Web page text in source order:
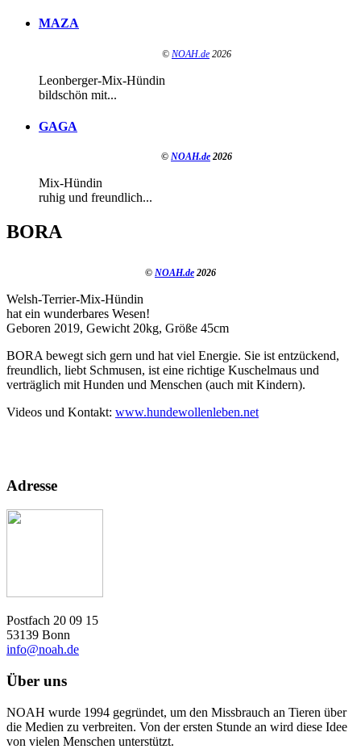
MAZA
© NOAH.de 2026
Leonberger-Mix-Hündin
bildschön mit...
GAGA
© NOAH.de 2026
Mix-Hündin
ruhig und freundlich...
BORA
© NOAH.de 2026
Welsh-Terrier-Mix-Hündin
hat ein wunderbares Wesen!
Geboren 2019, Gewicht 20kg, Größe 45cm
BORA bewegt sich gern und hat viel Energie. Sie ist entzückend,
freundlich, liebt Schmusen, ist eine richtige Kuschelmaus und
verträglich mit Hunden und Menschen (auch mit Kindern).
Videos und Kontakt: www.hundewollenleben.net
Adresse
Postfach 20 09 15
53139 Bonn
info@noah.de
Über uns
NOAH wurde 1994 gegründet, um den Missbrauch an Tieren über
die Medien zu verbreiten. Von der ersten Stunde an wird diese Idee
von vielen Menschen unterstützt.